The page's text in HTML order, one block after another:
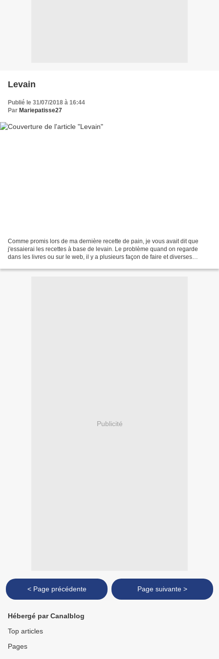
Levain
Publié le 31/07/2018 à 16:44
Par Mariepatisse27
Comme promis lors de ma dernière recette de pain, je vous avait dit que
j'essaierai les recettes à base de levain. Le problème quand on regarde
dans les livres ou sur le web, il y a plusieurs façon de faire et diverses
Publicité
< Page précédente Page suivante >
Hébergé par Canalblog
Top articles
Pages